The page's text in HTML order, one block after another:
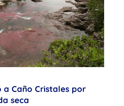
a Caño Cristales por
seca